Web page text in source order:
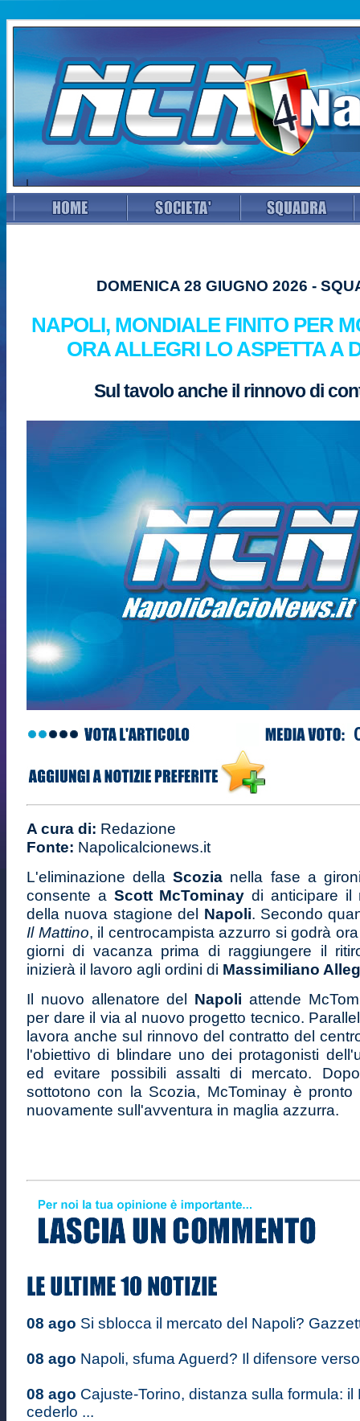
DOMENICA 28 GIUGNO 2026 -
NAPOLI, MONDIALE FINITO PER
ORA ALLEGRI LO ASPETTA A
Sul tavolo anche il rinnovo di
A cura di: Redazione
Fonte: Napolicalcionews.it
L'eliminazione dellaScozia nella fase a
consente a Scott McTominay di anticipare il
della nuova stagione del Napoli. Secondo
Il Mattino, il centrocampista azzurro si godrà
giorni di vacanza prima di raggiungere il
inizierà il lavoro agli ordini di Massimiliano
Il nuovo allenatore del Napoli attende
per dare il via al nuovo progetto tecnico.
lavora anche sul rinnovo del contratto del
l'obiettivo di blindare uno dei protagonisti
ed evitare possibili assalti di mercato.
sottotono con la Scozia, McTominay è pronto
nuovamente sull'avventura in maglia azzurra.
08 ago Si sblocca il mercato del Napoli?
08 ago Napoli, sfuma Aguerd? Il difensore
08 ago Cajuste-Torino, distanza sulla formula: il
cederlo ...